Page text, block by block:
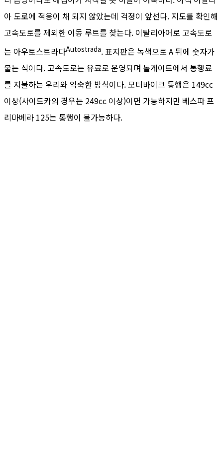
아 도로에 적응이 채 되지 않았는데 걱정이 앞선다. 지도를 확인해
고속도로를 제외한 이동 루트를 찾는다. 이탈리아어로 고속도로
는 아우토스트라다Autostrada. 표지판은 녹색으로 A 뒤에 숫자가
붙는 식이다. 고속도로는 유료로 운영되며 톨게이트에서 통행료
를 지불하는 우리와 익숙한 방식이다. 모터바이크 통행은 149cc
이상(사이드카의 경우는 249cc 이상)이면 가능하지만 베스파 프
리마베라 125는 통행이 불가능하다.